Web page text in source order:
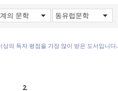
상의 독자 평점을 가장 많이 받은 도서입니다.
2.